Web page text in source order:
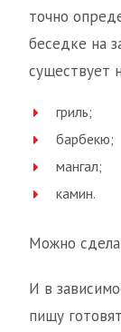
точно
беседке на
существует
гриль;
барбекю;
мангал;
камин.
Можно
И в
пищу